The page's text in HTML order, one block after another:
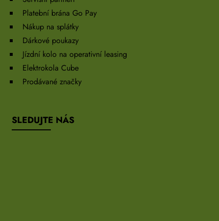
Platební brána Go Pay
Nákup na splátky
Dárkové poukazy
Jízdní kolo na operativní leasing
Elektrokola Cube
Prodávané značky
SLEDUJTE NÁS